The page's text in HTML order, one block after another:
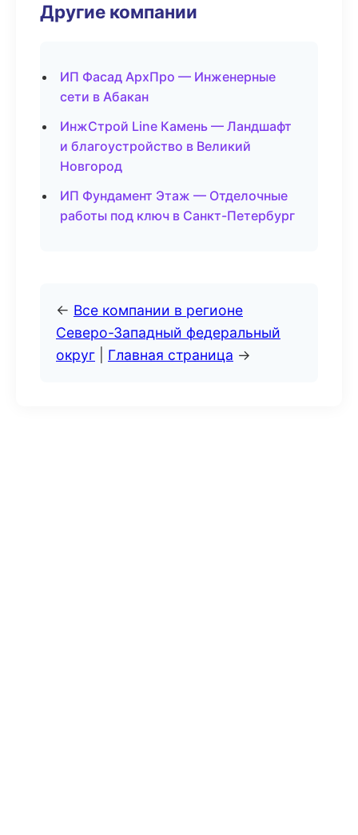
Другие компании
ИП Фасад АрхПро — Инженерные
сети в Абакан
ИнжСтрой Line Камень — Ландшафт
и благоустройство в Великий
Новгород
ИП Фундамент Этаж — Отделочные
работы под ключ в Санкт-Петербург
← Все компании в регионе
Северо-Западный федеральный
округ
Главная страница →